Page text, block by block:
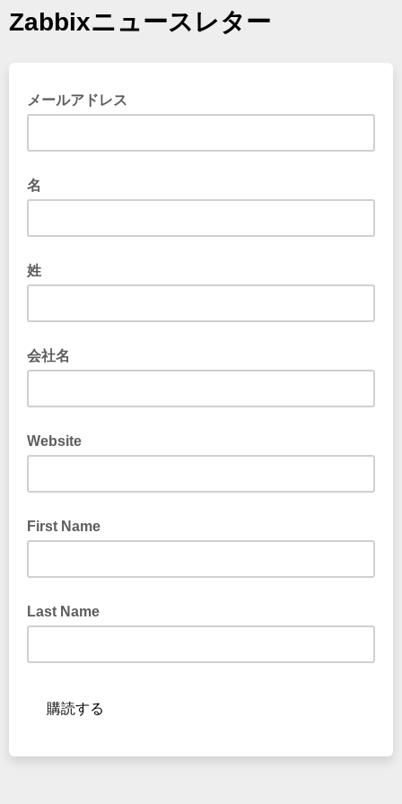
Zabbixニュースレター
メールアドレス
名
姓
会社名
Website
First Name
Last Name